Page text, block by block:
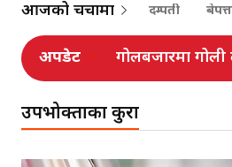
आजको चर्चामा दम्पती
अपडेट गोलबजारमा
उपभोक्ताका कुरा